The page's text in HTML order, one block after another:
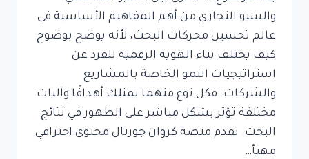
والسيو التجاري من أهم المفاهيم الأساسية في
عالم تحسين محركات البحث، لأنه يوضح بوضوح
كيف يختلف بناء الهوية الرقمية للفرد عن
استراتيجيات النمو الخاصة بالمشاريع
والشركات. فكل نوع منهما يمتلك أهدافًا وآليات
مختلفة تؤثر بشكل مباشر على الظهور في نتائج
البحث. تقدم منصة كروان جورنال محتوى احترافي
مهيأ…